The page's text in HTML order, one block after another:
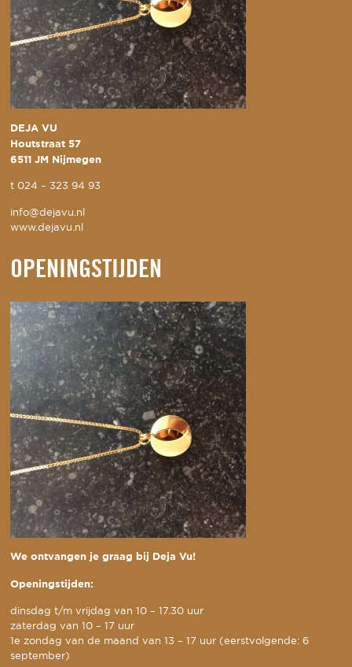
DEJA VU
Houtstraat 57
6511 JM Nijmegen
t024 – 323 94 93
info@dejavu.nl
www.dejavu.nl
OPENINGSTIJDEN
We ontvangen je graag bij Deja Vu!
Openingstijden:
dinsdag t/m vrijdag van 10 – 17.30 uur
zaterdag van 10 – 17 uur
1e zondag van de maand van 13 – 17 uur (eerstvolgende: 6
september)